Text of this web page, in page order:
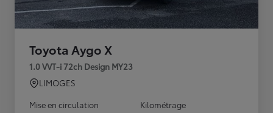
Toyota Aygo X
1.0 VVT-i 72ch Design MY23
LIMOGES
Mise en circulation
Kilométrage